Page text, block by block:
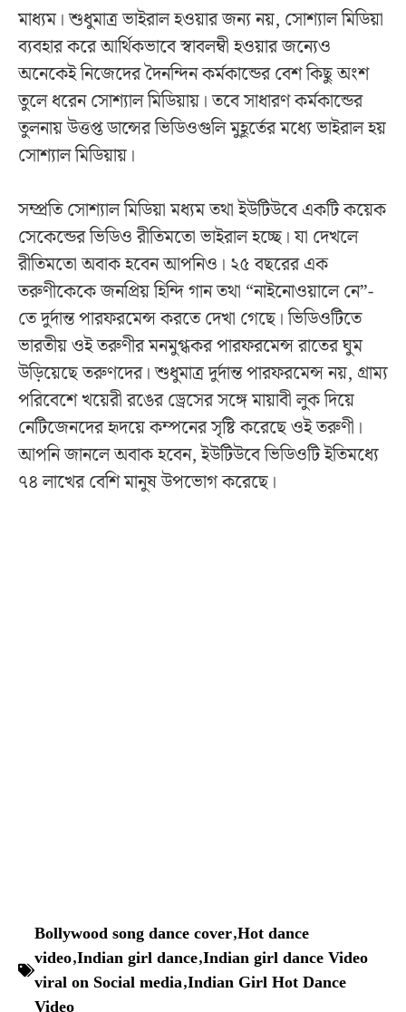
মাধ্যম। শুধুমাত্র ভাইরাল হওয়ার জন্য নয়, সোশ্যাল মিডিয়া
ব্যবহার করে আর্থিকভাবে স্বাবলম্বী হওয়ার জন্যেও
অনেকেই নিজেদের দৈনন্দিন কর্মকান্ডের বেশ কিছু অংশ
তুলে ধরেন সোশ্যাল মিডিয়ায়। তবে সাধারণ কর্মকান্ডের
তুলনায় উত্তপ্ত ডান্সের ভিডিওগুলি মুহূর্তের মধ্যে ভাইরাল হয়
সোশ্যাল মিডিয়ায়।
সম্প্রতি সোশ্যাল মিডিয়া মধ্যম তথা ইউটিউবে একটি কয়েক
সেকেন্ডের ভিডিও রীতিমতো ভাইরাল হচ্ছে। যা দেখলে
রীতিমতো অবাক হবেন আপনিও। ২৫ বছরের এক
তরুণীকেকে জনপ্রিয় হিন্দি গান তথা “নাইনোওয়ালে নে”-
তে দুর্দান্ত পারফরমেন্স করতে দেখা গেছে। ভিডিওটিতে
ভারতীয় ওই তরুণীর মনমুগ্ধকর পারফরমেন্স রাতের ঘুম
উড়িয়েছে তরুণদের। শুধুমাত্র দুর্দান্ত পারফরমেন্স নয়, গ্রাম্য
পরিবেশে খয়েরী রঙের ড্রেসের সঙ্গে মায়াবী লুক দিয়ে
নেটিজেনদের হৃদয়ে কম্পনের সৃষ্টি করেছে ওই তরুণী।
আপনি জানলে অবাক হবেন, ইউটিউবে ভিডিওটি ইতিমধ্যে
৭৪ লাখের বেশি মানুষ উপভোগ করেছে।
Bollywood song dance cover,Hot dance
video,Indian girl dance,Indian girl dance Video
viral on Social media,Indian Girl Hot Dance